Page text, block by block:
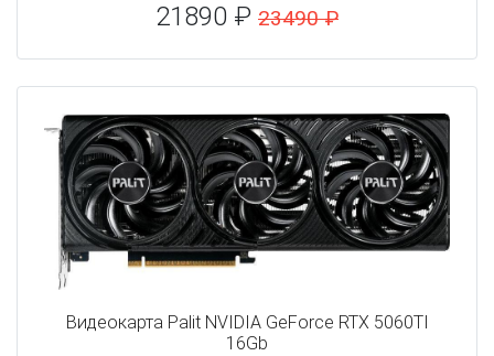
21890 ₽ 23490 ₽
Видеокарта Palit NVIDIA GeForce RTX 5060TI
16Gb